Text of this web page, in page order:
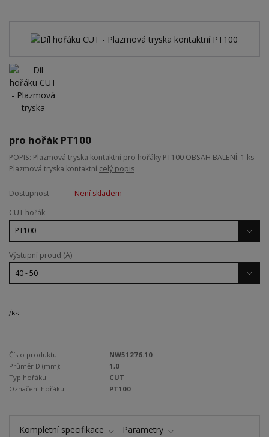
pro hořák PT100
POPIS: Plazmová tryska kontaktní pro hořáky PT100 OBSAH BALENÍ: 1 ks
Plazmová tryska kontaktní celý popis
Dostupnost
Není skladem
CUT hořák
Výstupní proud (A)
/ks
Číslo produktu:
NW51276.10
Průměr D (mm):
1,0
Typ hořáku:
CUT
Označení hořáku:
PT100
Kompletní specifikace
Parametry